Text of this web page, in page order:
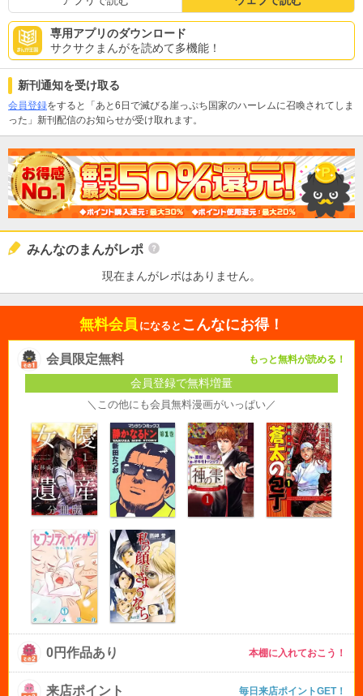
専用アプリのダウンロード
サクサクまんがを読めて多機能！
新刊通知を受け取る
会員登録をすると「あと6日で滅びる崖っぷち国家のハーレムに召喚されてしま
った」新刊配信のお知らせが受け取れます。
みんなのまんがレポ
現在まんがレポはありません。
無料会員 になると こんなにお得！
会員限定無料 もっと無料が読める！
会員登録で無料増量
＼この他にも会員無料漫画がいっぱい／
0円作品あり 本棚に入れておこう！
来店ポイント 毎日来店ポイントGET！